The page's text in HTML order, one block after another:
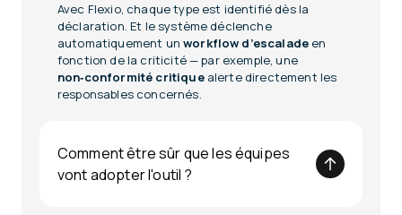
Avec Flexio, chaque type est identifié dès la
déclaration. Et le système déclenche
automatiquement unworkflow d’escalade en
fonction de la criticité — par exemple, une
non‑conformité critiquealerte directement les
responsables concernés.
Comment être sûr que les équipes
vont adopter l'outil ?